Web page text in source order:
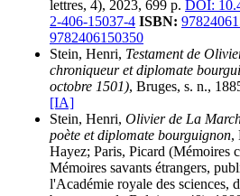
lettres, 4), 2023, 699 p. DOI:
2-406-15037-4 ISBN:
9782406150350
Stein, Henri, Testament de
chroniqueur et diplomate
octobre 1501), Bruges, s. n.,
[IA]
Stein, Henri, Olivier de La
poète et diplomate bourguignon,
Hayez; Paris, Picard (Mémoires
Mémoires savants étrangers,
l'Académie royale des sciences,